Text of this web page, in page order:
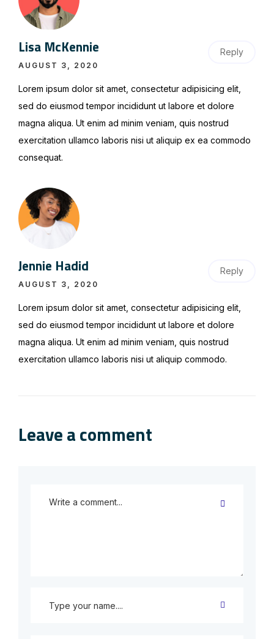
Lisa McKennie
AUGUST 3, 2020
Reply
Lorem ipsum dolor sit amet, consectetur adipisicing elit,
sed do eiusmod tempor incididunt ut labore et dolore
magna aliqua. Ut enim ad minim veniam, quis nostrud
exercitation ullamco laboris nisi ut aliquip ex ea commodo
consequat.
Jennie Hadid
AUGUST 3, 2020
Reply
Lorem ipsum dolor sit amet, consectetur adipisicing elit,
sed do eiusmod tempor incididunt ut labore et dolore
magna aliqua. Ut enim ad minim veniam, quis nostrud
exercitation ullamco laboris nisi ut aliquip commodo.
Leave a comment